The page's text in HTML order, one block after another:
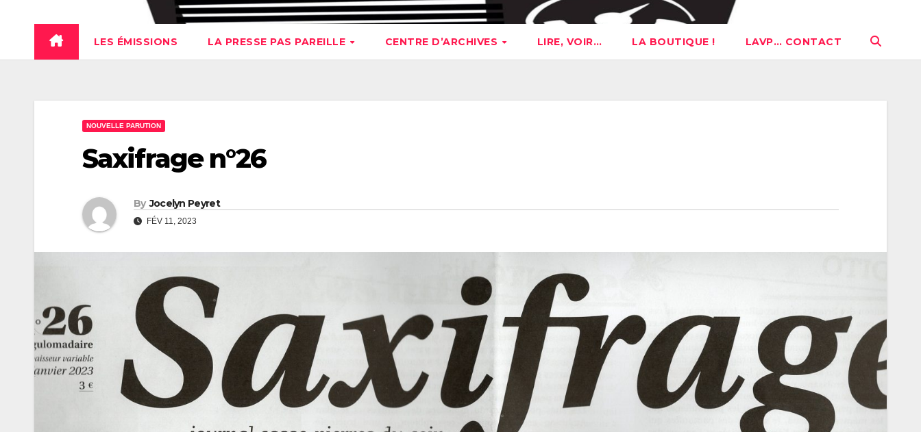
LES ÉMISSIONS LA PRESSE PAS PAREILLE CENTRE D’ARCHIVES LIRE, VOIR… LA BOUTIQUE ! LAVP… CONTACT
NOUVELLE PARUTION
Saxifrage n°26
By Jocelyn Peyret
FÉV 11, 2023